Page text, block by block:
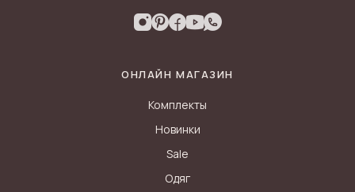
ОНЛАЙН МАГАЗИН
Комплекты
Новинки
Sale
Одяг